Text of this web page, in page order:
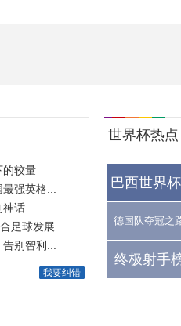
的较量
强英格...
神话
足球发展...
别智利...
我要纠错
世界杯热点
巴西世界
德国队夺冠之
终极射手